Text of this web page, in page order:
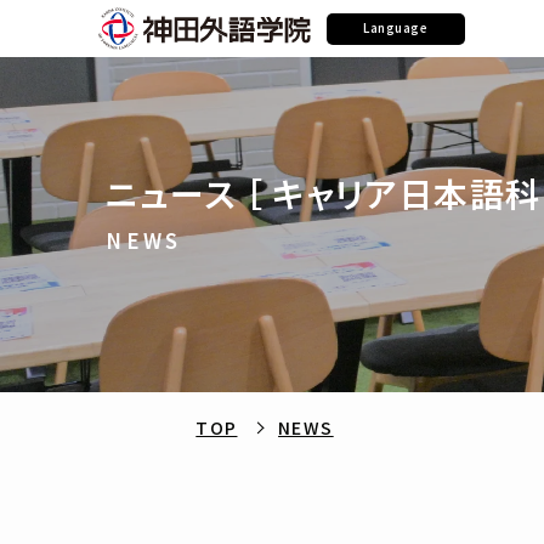
Language
ニュース ［ キャリア日本語科
NEWS
TOP NEWS